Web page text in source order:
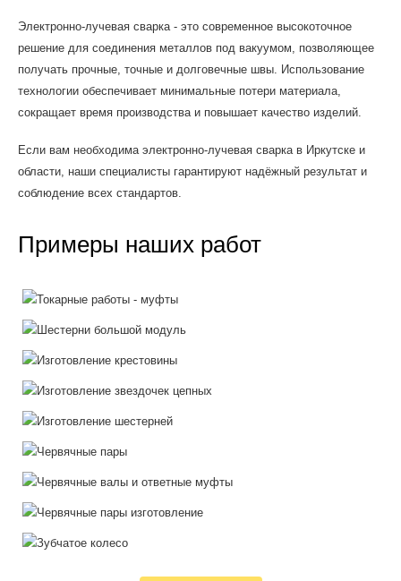
Электронно-лучевая сварка - это современное высокоточное
решение для соединения металлов под вакуумом, позволяющее
получать прочные, точные и долговечные швы. Использование
технологии обеспечивает минимальные потери материала,
сокращает время производства и повышает качество изделий.
Если вам необходима электронно-лучевая сварка в Иркутске и
области, наши специалисты гарантируют надёжный результат и
соблюдение всех стандартов.
Примеры наших работ